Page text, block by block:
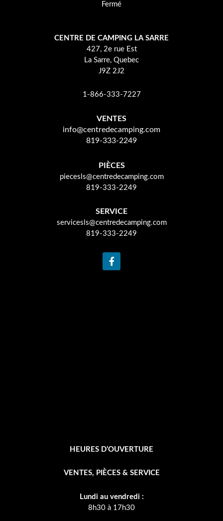
Fermé
CENTRE DE CAMPING LA SARRE
427, 2e rue Est
La Sarre, Quebec
J9Z 2J2
1-866-333-7227
VENTES
info@centredecamping.com
819-333-2249
PIÈCES
piecesls@centredecamping.com
819-333-2249
SERVICE
servicesls@centredecamping.com
819-333-2249
F
HEURES D’OUVERTURE
VENTES, PIÈCES & SERVICE
Lundi au vendredi :
8h30 à 17h30